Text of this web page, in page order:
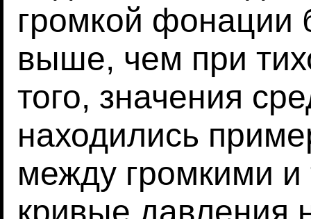
громкой фонации
выше, чем при
того, значения
находились
между громкими
кривые давления